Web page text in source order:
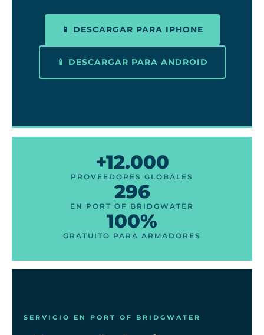
📱 DESCARGAR PARA IPHONE
📱 DESCARGAR PARA ANDROID
+12.000
PROVEEDORES GLOBALES
296
EN PORT OF BRIDGWATER
100%
GRATUITO PARA ARMADORES
SERVICIO EN PORT OF BRIDGWATER